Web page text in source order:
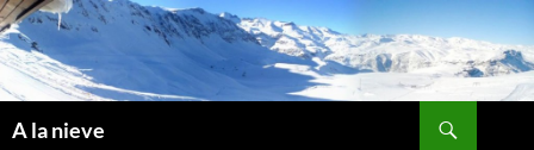
Saltar
al
contenido
A la nieve